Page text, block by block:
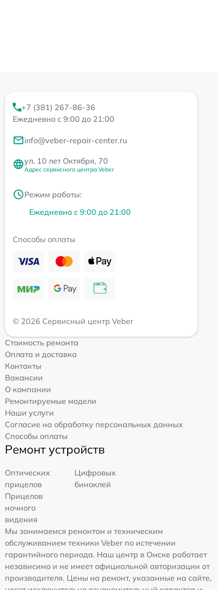
+7 (381) 267-86-36
Ежедневно с 9:00 до 21:00
info@veber-repair-center.ru
ул. 10 лет Октября, 70
Адрес сервисного центра Veber
Режим работы:
Ежедневно с 9:00 до 21:00
Способы оплаты
© 2026 Сервисный центр Veber
Стоимость ремонта
Оплата и доставка
Контакты
Вакансии
О компании
Ремонтируемые модели
Наши услуги
Согласие на обработку персональных данных
Способы оплаты
Ремонт устройств
Оптических
прицелов
Цифровых
биноклей
Прицелов
ночного
видения
Мы занимаемся ремонтом и техническим
обслуживанием техники Veber по истечении
гарантийного периода. Наш центр в Омске работает
независимо и не имеет официальной авторизации от
производителя. Цены на ремонт, указанные на сайте,